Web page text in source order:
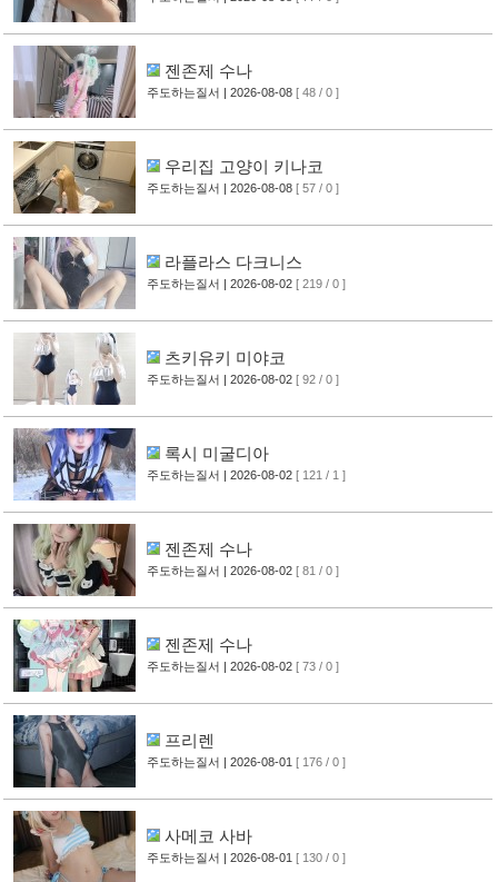
젠존제 수나
주도하는질서 | 2026-08-08 [ 48 / 0 ]
우리집 고양이 키나코
주도하는질서 | 2026-08-08 [ 57 / 0 ]
라플라스 다크니스
주도하는질서 | 2026-08-02 [ 219 / 0 ]
츠키유키 미야코
주도하는질서 | 2026-08-02 [ 92 / 0 ]
록시 미굴디아
주도하는질서 | 2026-08-02 [ 121 / 1 ]
젠존제 수나
주도하는질서 | 2026-08-02 [ 81 / 0 ]
젠존제 수나
주도하는질서 | 2026-08-02 [ 73 / 0 ]
프리렌
주도하는질서 | 2026-08-01 [ 176 / 0 ]
사메코 사바
주도하는질서 | 2026-08-01 [ 130 / 0 ]